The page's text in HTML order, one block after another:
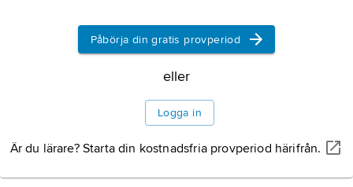
Information om artikeln
Påbörja din gratis provperiod
eller
Logga in
Är du lärare? Starta din kostnadsfria provperiod härifrån.